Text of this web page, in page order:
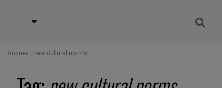
Accueil | new cultural norms